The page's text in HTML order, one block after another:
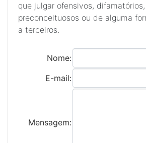
que julgar ofensivos,
preconceituosos ou de alguma
a terceiros.
Nome:
E-mail:
Mensagem: